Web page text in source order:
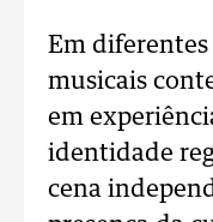
Em
musicais
em
identidade
cena